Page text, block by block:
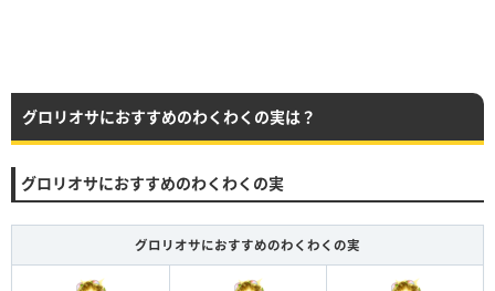
グロリオサにおすすめのわくわくの実は？
グロリオサにおすすめのわくわくの実
グロリオサにおすすめのわくわくの実